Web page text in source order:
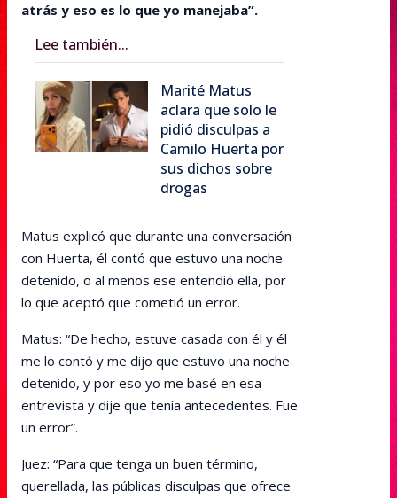
atrás y eso es lo que yo manejaba”.
Lee también...
Marité Matus
aclara que solo le
pidió disculpas a
Camilo Huerta por
sus dichos sobre
drogas
Matus explicó que durante una conversación
con Huerta, él contó que estuvo una noche
detenido, o al menos ese entendió ella, por
lo que aceptó que cometió un error.
Matus: “De hecho, estuve casada con él y él
me lo contó y me dijo que estuvo una noche
detenido, y por eso yo me basé en esa
entrevista y dije que tenía antecedentes. Fue
un error”.
Juez: “Para que tenga un buen término,
querellada, las públicas disculpas que ofrece